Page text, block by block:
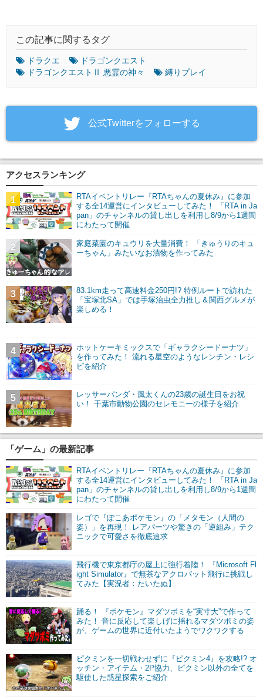
この記事に関するタグ
ドラクエ
ドラゴンクエスト
ドラゴンクエストⅡ 悪霊の神々
縛りプレイ
‎公式Twitterをフォローする
アクセスランキング
RTAイベントリレー『RTAちゃんの夏休み』に参加
する全14運営にインタビューしてみた！ 「RTA in Ja
pan」のチャンネルの貸し出しを利用し8/9から1週間
にわたって開催
1
家庭菜園のキュウリを大量消費！ 「きゅうりのキュ
ーちゃん」みたいなお漬物を作ってみた
2
83.1km走って高速料金250円!? 特例ルートで訪れた
「宝塚北SA」では手塚治虫全力推し＆関西グルメが
楽しめる！
3
ホットケーキミックスで「ギャラクシードーナツ」
を作ってみた！ 流れる星空のようなレンチン・レシ
ピを紹介
4
レッサーパンダ・風太くんの23歳の誕生日をお祝
い！ 千葉市動物公園のセレモニーの様子を紹介
5
「ゲーム」の最新記事
RTAイベントリレー『RTAちゃんの夏休み』に参加
する全14運営にインタビューしてみた！ 「RTA in Ja
pan」のチャンネルの貸し出しを利用し8/9から1週間
にわたって開催
レゴで『ぽこあポケモン』の「メタモン（人間の
姿）」を再現！ レアパーツや驚きの「逆組み」テク
ニックで可愛さを徹底追求
飛行機で東京都庁の屋上に強行着陸！ 『Microsoft Fl
ight Simulator』で無茶なアクロバット飛行に挑戦し
てみた【実況者：たいたぬ】
踊る！ 『ポケモン』マダツボミを“実寸大”で作って
みた！ 音に反応して楽しげに揺れるマダツボミの姿
が、ゲームの世界に近付いたようでワクワクする
ピクミンを一切戦わせずに『ピクミン4』を攻略!? オ
ッチン・アイテム・2P協力、ピクミン以外の全てを
駆使した惑星探索をご紹介